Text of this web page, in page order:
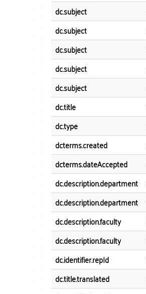
dc.subject
dc.subject
dc.subject
dc.subject
dc.subject
dc.title
dc.type
dcterms.created
dcterms.dateAccepted
dc.description.department
dc.description.department
dc.description.faculty
dc.description.faculty
dc.identifier.repId
dc.title.translated